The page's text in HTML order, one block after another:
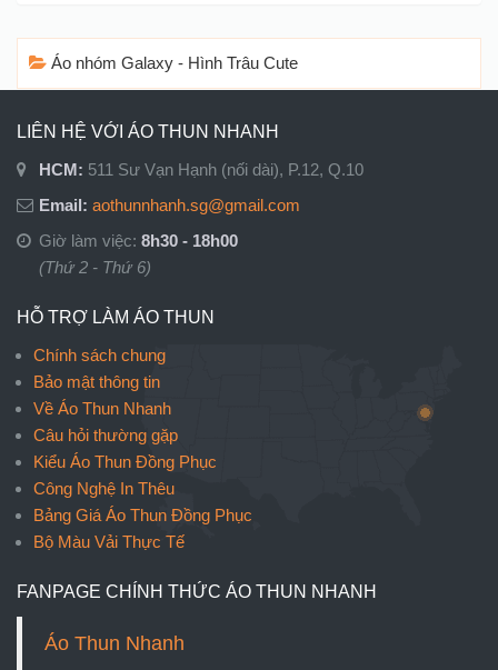
Áo nhóm Galaxy - Hình Trâu Cute
LIÊN HỆ VỚI ÁO THUN NHANH
HCM: 511 Sư Vạn Hạnh (nối dài), P.12, Q.10
Email: aothunnhanh.sg@gmail.com
Giờ làm việc: 8h30 - 18h00
(Thứ 2 - Thứ 6)
HỖ TRỢ LÀM ÁO THUN
Chính sách chung
Bảo mật thông tin
Về Áo Thun Nhanh
Câu hỏi thường gặp
Kiểu Áo Thun Đồng Phục
Công Nghệ In Thêu
Bảng Giá Áo Thun Đồng Phục
Bộ Màu Vải Thực Tế
FANPAGE CHÍNH THỨC ÁO THUN NHANH
Áo Thun Nhanh